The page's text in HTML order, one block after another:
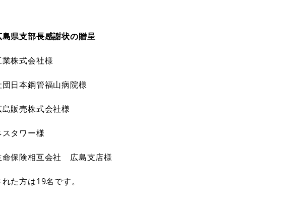
県支部長感謝状の贈呈
株式会社様
日本鋼管福山病院様
販売株式会社様
タワー様
保険相互会社 広島支店様
た方は19名です。